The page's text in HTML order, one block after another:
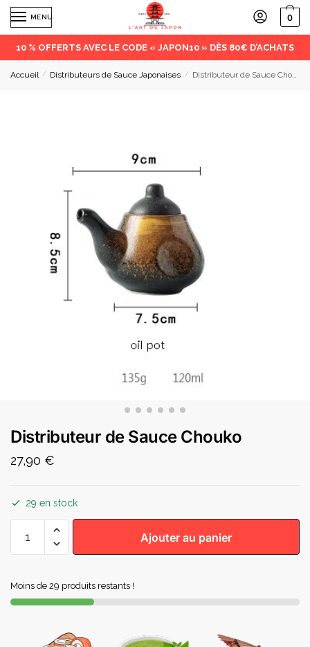
MENU 0
10 % OFFERTS AVEC LE CODE « JAPON10 » DÈS 80€ D’ACHATS
Accueil / Distributeurs de Sauce Japonaises / Distributeur de Sauce Chouko
Distributeur de Sauce Chouko
27,90 €
29 en stock
Ajouter au panier
Moins de 29 produits restants !